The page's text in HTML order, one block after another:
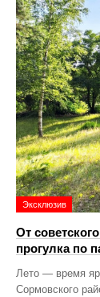
Эксклюзив
От
прогулка по
Лето — время
Сормовского